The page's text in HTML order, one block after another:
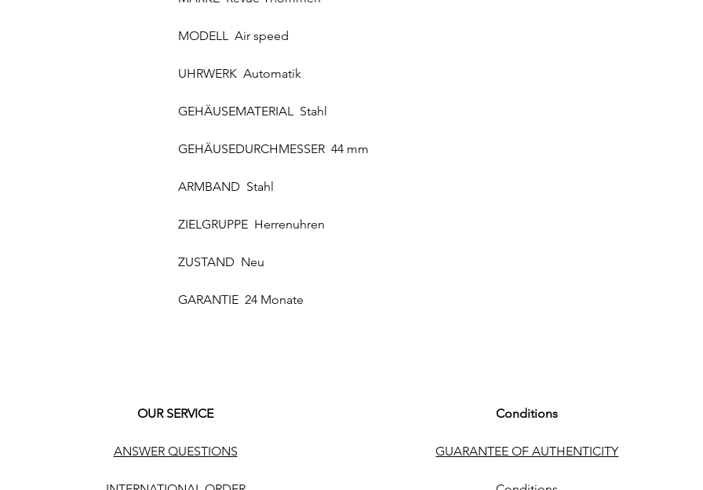
MODELL Air speed
UHRWERK Automatik
GEHÄUSEMATERIAL Stahl
GEHÄUSEDURCHMESSER 44 mm
ARMBAND Stahl
ZIELGRUPPE Herrenuhren
ZUSTAND Neu
GARANTIE 24 Monate
OUR SERVICE
ANSWER QUESTIONS
Conditions
GUARANTEE OF AUTHENTICITY